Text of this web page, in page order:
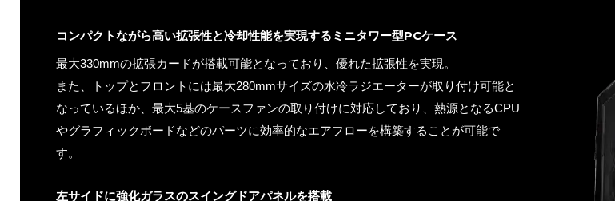
コンパクトながら高い拡張性と冷却性能を実現するミニタワー型PCケース
最大330mmの拡張カードが搭載可能となっており、優れた拡張性を実現。
また、トップとフロントには最大280mmサイズの水冷ラジエーターが取り付け可能と
なっているほか、最大5基のケースファンの取り付けに対応しており、熱源となるCPU
やグラフィックボードなどのパーツに効率的なエアフローを構築することが可能で
す。
左サイドに強化ガラスのスイングドアパネルを搭載